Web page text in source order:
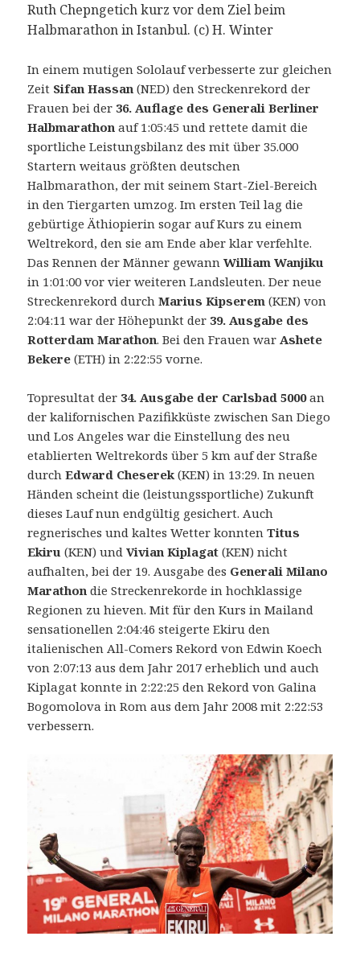
Ruth Chepngetich kurz vor dem Ziel beim
Halbmarathon in Istanbul. (c) H. Winter
In einem mutigen Sololauf verbesserte zur gleichen
Zeit Sifan Hassan (NED) den Streckenrekord der
Frauen bei der 36. Auflage des Generali Berliner
Halbmarathon auf 1:05:45 und rettete damit die
sportliche Leistungsbilanz des mit über 35.000
Startern weitaus größten deutschen
Halbmarathon, der mit seinem Start-Ziel-Bereich
in den Tiergarten umzog. Im ersten Teil lag die
gebürtige Äthiopierin sogar auf Kurs zu einem
Weltrekord, den sie am Ende aber klar verfehlte.
Das Rennen der Männer gewannWilliam Wanjiku
in 1:01:00 vor vier weiteren Landsleuten. Der neue
Streckenrekord durchMarius Kipserem (KEN) von
2:04:11 war der Höhepunkt der 39. Ausgabe des
Rotterdam Marathon. Bei den Frauen warAshete
Bekere (ETH) in 2:22:55 vorne.
39.
NN
Rotterdam
Marathon
am
7.
April
2019:
Marius
Kipserem
steigert
Streckenrekord
auf
2:04:11
Topresultat der 34. Ausgabe der Carlsbad 5000an
der kalifornischen Pazifikküste zwischen San Diego
und Los Angeles war die Einstellung des neu
etablierten Weltrekords über 5 km auf der Straße
durchEdward Cheserek(KEN) in 13:29. In neuen
Händen scheint die (leistungssportliche) Zukunft
dieses Lauf nun endgültig gesichert. Auch
regnerisches und kaltes Wetter konntenTitus
Ekiru (KEN) undVivian Kiplagat (KEN) nicht
aufhalten, bei der 19. Ausgabe des Generali Milano
Marathondie Streckenrekorde in hochklassige
Regionen zu hieven.Mit für den Kurs in Mailand
sensationellen 2:04:46 steigerte Ekiru den
italienischen All-Comers Rekord von Edwin Koech
von 2:07:13 aus dem Jahr 2017 erheblich und auch
Kiplagat konnte in 2:22:25 den Rekord von Galina
Bogomolova in Rom aus dem Jahr 2008 mit 2:22:53
verbessern.